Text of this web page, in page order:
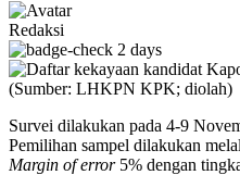
Redaksi
2 days
Survei dilakukan pada 4-9
Pemilihan sampel dilakukan
Margin of error5% dengan